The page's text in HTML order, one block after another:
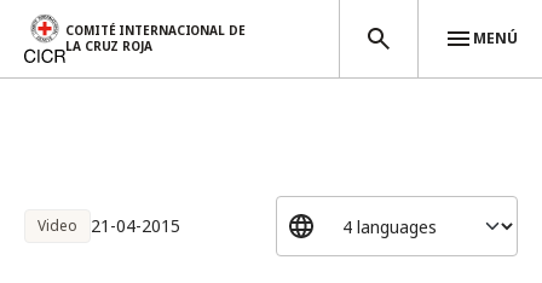
COMITÉ INTERNACIONAL DE
LA CRUZ ROJA
MENÚ
Video 21-04-2015